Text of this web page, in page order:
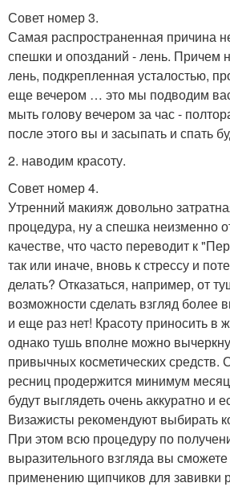
Совет номер 3.
Самая распространенная причина
спешки и опозданий - лень. Причем
лень, подкрепленная усталостью,
еще вечером … это мы подводим
мыть голову вечером за час -
после этого вы и засыпать и спать
2. наводим красоту.
Совет номер 4.
Утренний макияж довольно
процедура, ну а спешка неизменно
качестве, что часто переводит к
так или иначе, вновь к стрессу и
делать? Отказаться, например, от
возможности сделать взгляд более
и еще раз нет! Красоту приносить в
однако тушь вполне можно
привычных косметических средств.
ресниц продержится минимум
будут выглядеть очень аккуратно и
Визажисты рекомендуют выбирать
При этом всю процедуру по
выразительного взгляда вы сможете
применению щипчиков для завивки